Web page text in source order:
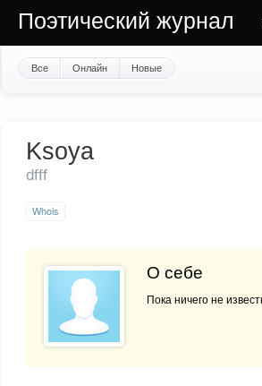
Поэтический журнал
Все Онлайн Новые
Ksoya
dfff
Whois
О себе
Пока ничего не